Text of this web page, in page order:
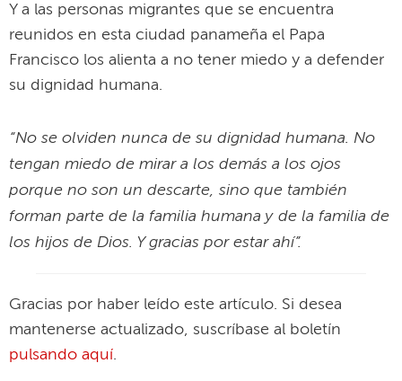
Y a las personas migrantes que se encuentra
reunidos en esta ciudad panameña el Papa
Francisco los alienta a no tener miedo y a defender
su dignidad humana.
“No se olviden nunca de su dignidad humana. No
tengan miedo de mirar a los demás a los ojos
porque no son un descarte, sino que también
forman parte de la familia humana y de la familia de
los hijos de Dios. Y gracias por estar ahí”.
Gracias por haber leído este artículo. Si desea
mantenerse actualizado, suscríbase al boletín
pulsando aquí.